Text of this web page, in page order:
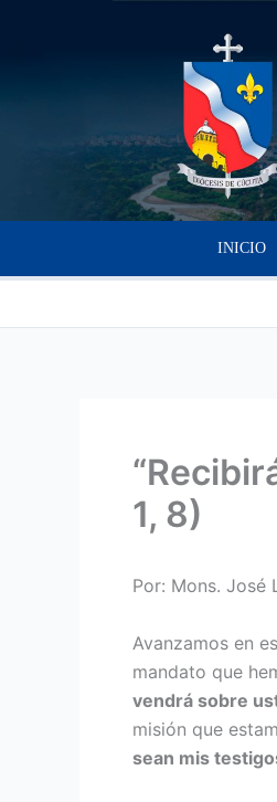
INICIO
1, 8)
Por: Mons. José
Avanzamos en
mandato que
vendrá sobre
misión que
sean mis